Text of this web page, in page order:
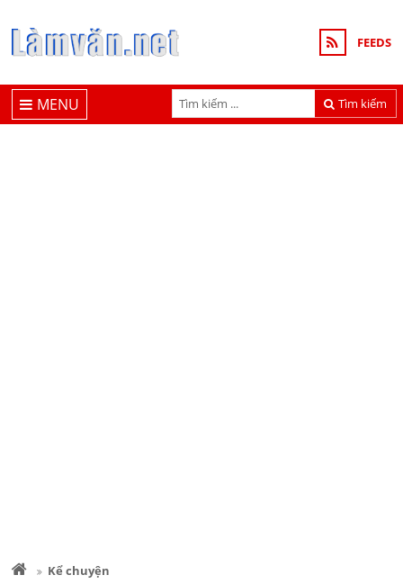
FEEDS
Tìm kiếm
MENU
Kể chuyện